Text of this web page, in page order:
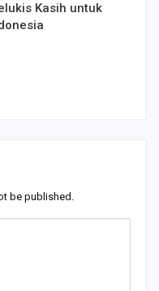
Kasih untuk
be published.